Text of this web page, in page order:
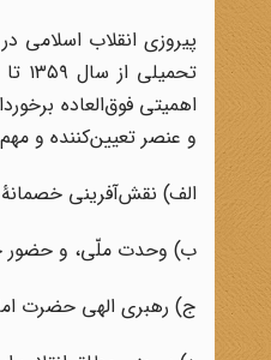
اهمیتی فوق‌العاده
و عنصر تعیین‌کننده و
الف) نقش‌آفرینی خصمانۀ
ب) وحدت ملّی، و حضور
ج) رهبری الهی حضرت